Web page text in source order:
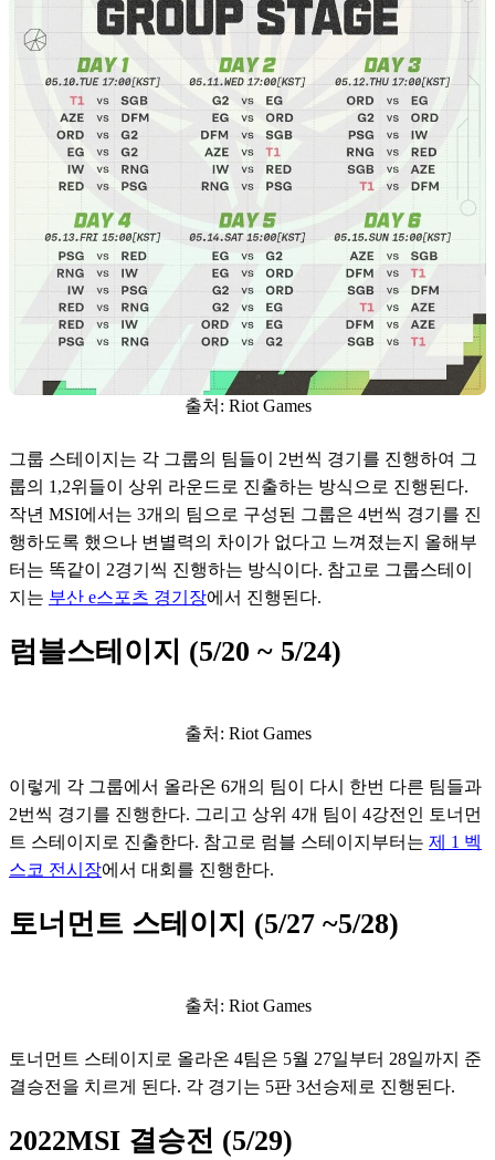
출처: Riot Games
그룹 스테이지는 각 그룹의 팀들이 2번씩 경기를 진행하여 그
룹의 1,2위들이 상위 라운드로 진출하는 방식으로 진행된다.
작년 MSI에서는 3개의 팀으로 구성된 그룹은 4번씩 경기를 진
행하도록 했으나 변별력의 차이가 없다고 느껴졌는지 올해부
터는 똑같이 2경기씩 진행하는 방식이다. 참고로 그룹스테이
지는 부산 e스포츠 경기장에서 진행된다.
럼블스테이지 (5/20 ~ 5/24)
출처: Riot Games
이렇게 각 그룹에서 올라온 6개의 팀이 다시 한번 다른 팀들과
2번씩 경기를 진행한다. 그리고 상위 4개 팀이 4강전인 토너먼
트 스테이지로 진출한다. 참고로 럼블 스테이지부터는 제 1 벡
스코 전시장에서 대회를 진행한다.
토너먼트 스테이지 (5/27 ~5/28)
출처: Riot Games
토너먼트 스테이지로 올라온 4팀은 5월 27일부터 28일까지 준
결승전을 치르게 된다. 각 경기는 5판 3선승제로 진행된다.
2022MSI 결승전 (5/29)